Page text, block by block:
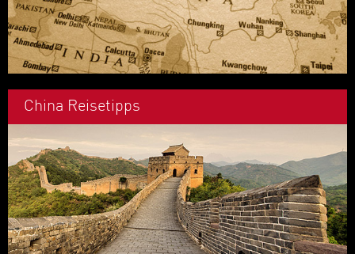
China Reisetipps